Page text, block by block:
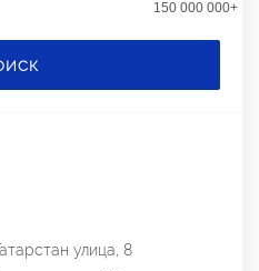
150 000 000+
улица, 8